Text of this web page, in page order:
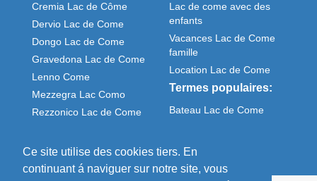
Ce site utilise des cookies tiers. En
continuant á naviguer sur notre site, vous
Cremia Lac de Côme
Dervio Lac de Come
Dongo Lac de Come
Gravedona Lac de Come
Lenno Come
Mezzegra Lac Como
Rezzonico Lac de Come
Lac de come avec des
enfants
Vacances Lac de Come
famille
Location Lac de Come
Termes populaires:
Bateau Lac de Come